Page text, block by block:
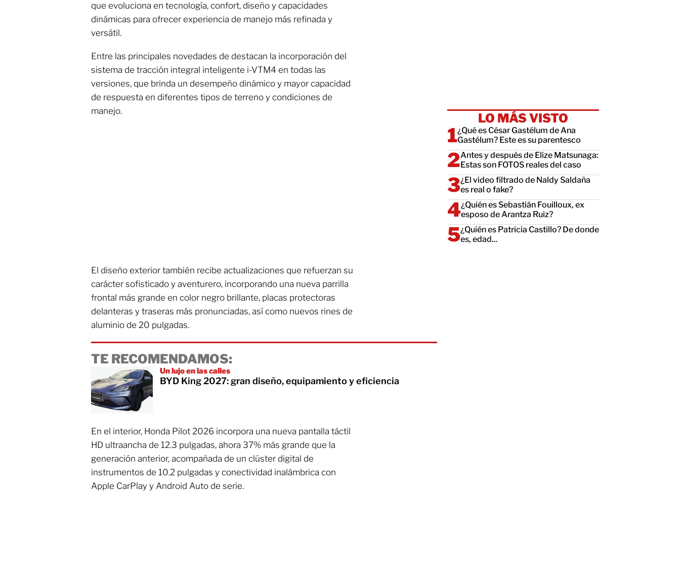
que evoluciona en tecnología, confort, diseño y capacidades
dinámicas para ofrecer experiencia de manejo más refinada y
versátil.
Entre las principales novedades de destacan la incorporación del
sistema de tracción integral inteligente i-VTM4 en todas las
versiones, que brinda un desempeño dinámico y mayor capacidad
de respuesta en diferentes tipos de terreno y condiciones de
manejo.
El diseño exterior también recibe actualizaciones que refuerzan su
carácter sofisticado y aventurero, incorporando una nueva parrilla
frontal más grande en color negro brillante, placas protectoras
delanteras y traseras más pronunciadas, así como nuevos rines de
aluminio de 20 pulgadas.
TE RECOMENDAMOS:
Un lujo en las calles
BYD King 2027: gran diseño, equipamiento y eficiencia
En el interior, Honda Pilot 2026 incorpora una nueva pantalla táctil
HD ultraancha de 12.3 pulgadas, ahora 37% más grande que la
generación anterior, acompañada de un clúster digital de
instrumentos de 10.2 pulgadas y conectividad inalámbrica con
Apple CarPlay y Android Auto de serie.
LO MÁS VISTO
¿Qué es César Gastélum de Ana
Gastélum? Este es su parentesco
Antes y después de Elize Matsunaga:
Estas son FOTOS reales del caso
¿El video filtrado de Naldy Saldaña
es real o fake?
¿Quién es Sebastián Fouilloux, ex
esposo de Arantza Ruiz?
¿Quién es Patricia Castillo? De donde
es, edad...